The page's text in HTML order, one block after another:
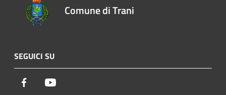
Comune di Trani
SEGUICI SU
Facebook